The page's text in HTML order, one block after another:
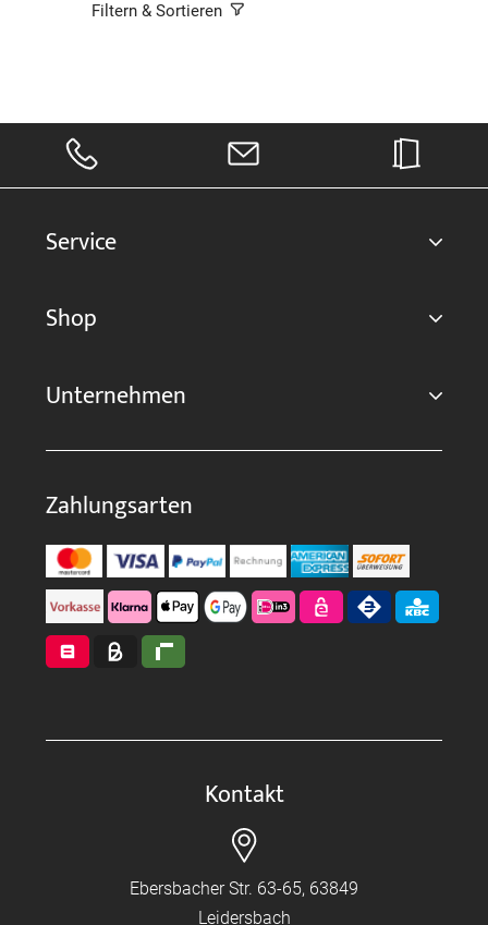
Filtern & Sortieren
Service
Shop
Unternehmen
Zahlungsarten
Kontakt
Ebersbacher Str. 63-65, 63849
Leidersbach